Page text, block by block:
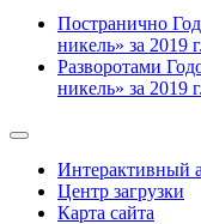
Постранично
никель» за 2019 г.
Разворотами
никель» за 2019 г.
Интерактивный
Центр загрузки
Карта сайта